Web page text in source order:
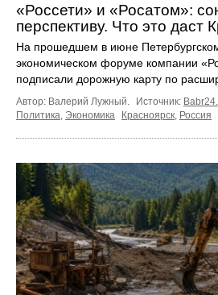
«Россети» и «Росатом»:
перспективу. Что это даст
На прошедшем в июне
экономическом форуме компании
подписали дорожную карту по
Автор: Валерий Лужный. Источник:
Политика, Экономика Красноярск, Россия